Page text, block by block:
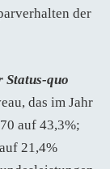
der
Status-quo
das im Jahr
auf 43,3%;
21,4%